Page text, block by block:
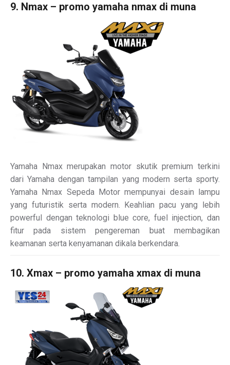
9. Nmax – promo yamaha nmax di muna
Yamaha Nmax merupakan motor skutik premium terkini
dari Yamaha dengan tampilan yang modern serta sporty.
Yamaha Nmax Sepeda Motor mempunyai desain lampu
yang futuristik serta modern. Keahlian pacu yang lebih
powerful dengan teknologi blue core, fuel injection, dan
fitur pada sistem pengereman buat membagikan
keamanan serta kenyamanan dikala berkendara.
10. Xmax – promo yamaha xmax di muna